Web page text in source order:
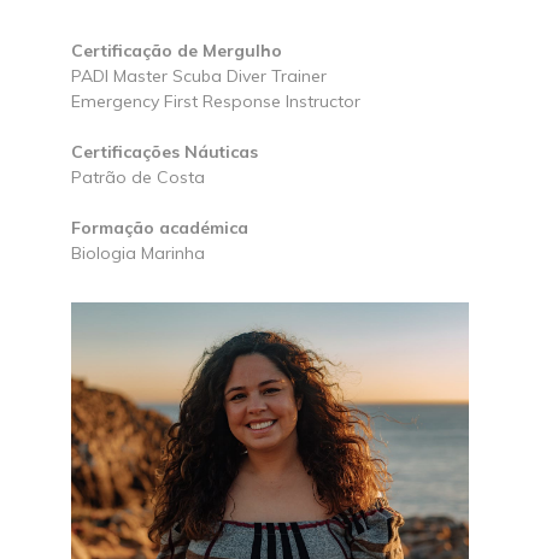
Certificação de Mergulho
PADI Master Scuba Diver Trainer
Emergency First Response Instructor
Certificações Náuticas
Patrão de Costa
Formação académica
Biologia Marinha